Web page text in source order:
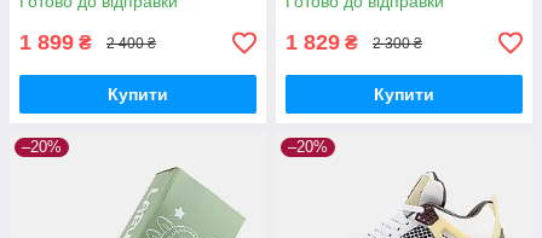
1 899 ₴ 2 400 ₴
Купити
1 829 ₴ 2 300 ₴
Купити
–20% –20%